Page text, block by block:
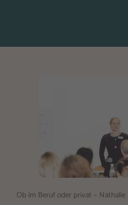
Ob im Beruf oder privat –